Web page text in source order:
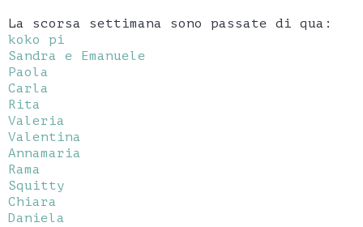
La scorsa settimana sono passate di qua:
koko pi
Sandra e Emanuele
Paola
Carla
Rita
Valeria
Valentina
Annamaria
Rama
Squitty
Chiara
Daniela